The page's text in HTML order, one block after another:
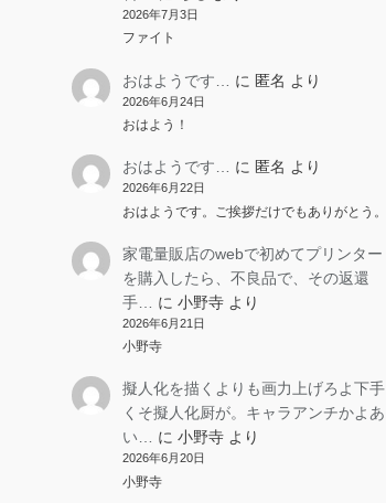
2026年7月3日
ファイト
おはようです… に 匿名 より
2026年6月24日
おはよう！
おはようです… に 匿名 より
2026年6月22日
おはようです。ご挨拶だけでもありがとう。
家電量販店のwebで初めてプリンター
を購入したら、不良品で、その返還
手…
に 小野寺より
2026年6月21日
小野寺
擬人化を描くよりも画力上げろよ下手
くそ擬人化厨が。キャラアンチかよあ
い…
に 小野寺より
2026年6月20日
小野寺